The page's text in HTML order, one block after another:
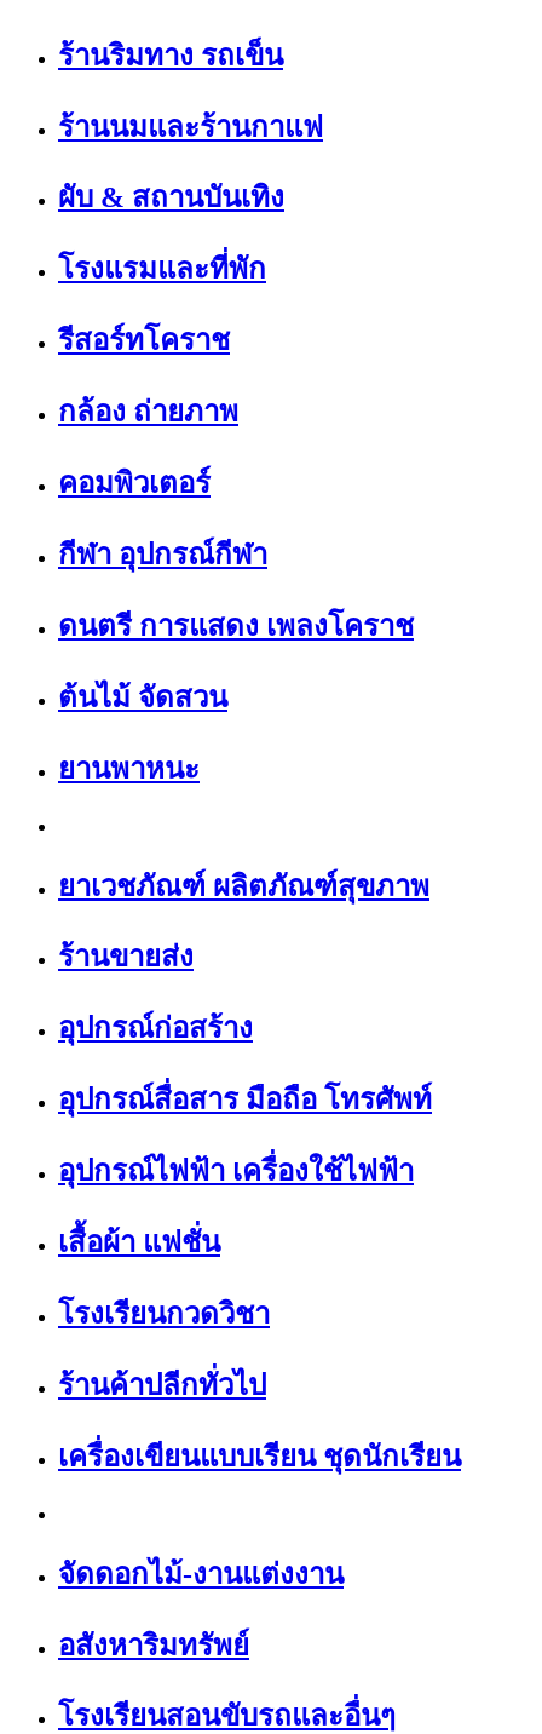
ร้านริมทาง รถเข็น
ร้านนมและร้านกาแฟ
ผับ & สถานบันเทิง
โรงแรมและที่พัก
รีสอร์ทโคราช
กล้อง ถ่ายภาพ
คอมพิวเตอร์
กีฬา อุปกรณ์กีฬา
ดนตรี การแสดง เพลงโคราช
ต้นไม้ จัดสวน
ยานพาหนะ
ยาเวชภัณฑ์ ผลิตภัณฑ์สุขภาพ
ร้านขายส่ง
อุปกรณ์ก่อสร้าง
อุปกรณ์สื่อสาร มือถือ โทรศัพท์
อุปกรณ์ไฟฟ้า เครื่องใช้ไฟฟ้า
เสื้อผ้า แฟชั่น
โรงเรียนกวดวิชา
ร้านค้าปลีกทั่วไป
เครื่องเขียนแบบเรียน ชุดนักเรียน
จัดดอกไม้-งานแต่งงาน
อสังหาริมทรัพย์
โรงเรียนสอนขับรถและอื่นๆ